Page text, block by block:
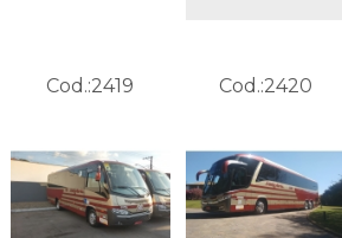
Cod.:2419 Cod.:2420